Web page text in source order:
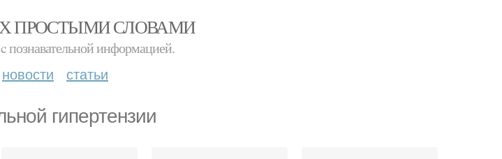
ПРОСТЫМИ СЛОВАМИ
познавательной информацией.
новости статьи
гипертензии